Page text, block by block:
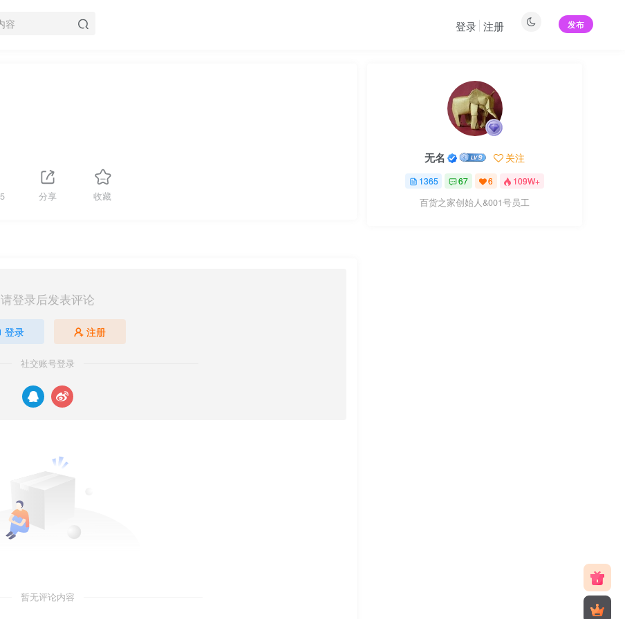
发布
登录 注册
5 分享 收藏
请登录后发表评论
登录 注册
社交账号登录
暂无评论内容
无名 关注
1365 67 6 109W+
百货之家创始人&001号员工